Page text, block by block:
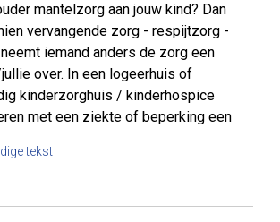
mantelzorg aan jouw kind? Dan
vervangende zorg - respijtzorg -
iemand anders de zorg een
over. In een logeerhuis of
kinderzorghuis / kinderhospice
met een ziekte of beperking een
de zorg voor het kind over.
is meestal in het weekend,
tekst